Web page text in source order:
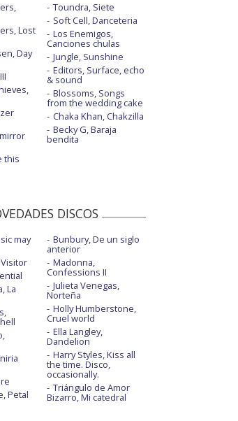
Lost
Day
this
Toundra, Siete
Soft Cell, Danceteria
Los Enemigos,
Canciones chulas
Jungle, Sunshine
Editors, Surface, echo
& sound
Blossoms, Songs
from the wedding cake
Chaka Khan, Chakzilla
Becky G, Baraja
bendita
DISCOS
may
La
Petal
Bunbury, De un siglo
anterior
Madonna,
Confessions II
Julieta Venegas,
Norteña
Holly Humberstone,
Cruel world
Ella Langley,
Dandelion
Harry Styles, Kiss all
the time. Disco,
occasionally.
Triángulo de Amor
Bizarro, Mi catedral